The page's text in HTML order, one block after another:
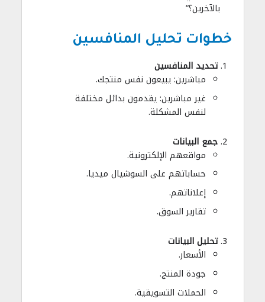
بالآخرين؟”
خطوات تحليل المنافسين
تحديد المنافسين
مباشرين: يبيعون نفس منتجك.
غير مباشرين: يقدمون بدائل مختلفة
لنفس المشكلة.
جمع البيانات
مواقعهم الإلكترونية.
حساباتهم على السوشيال ميديا.
إعلاناتهم.
تقارير السوق.
تحليل البيانات
الأسعار.
جودة المنتج.
الحملات التسويقية.